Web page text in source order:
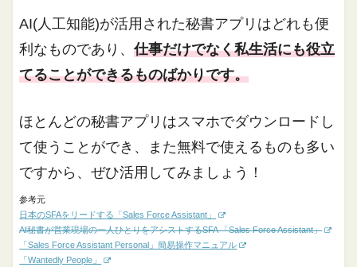
AI(人工知能)が活用された秘書アプリはどれも便
利なものであり、仕事だけでなく私生活にも役立
てることができるものばかりです。
ほとんどの秘書アプリはスマホでダウンロードし
て使うことができ、また無料で使えるものも多い
ですから、ぜひ活用してみましょう！
参考元
日本のSFAをリードする「Sales Force Assistant」
AI秘書が営業現場の一人ひとりをアシストするSFA 「Sales Force Assistant」
「Sales Force Assistant Personal」簡易操作マニュアル
「Wantedly People」